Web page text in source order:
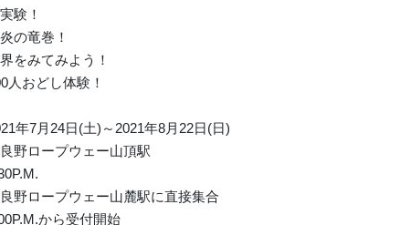
験！
の竜巻！
をみてみよう！
おどし体験！
年7月24日(土)～2021年8月22日(日)
ロープウェー山頂駅
野ロープウェー山麓駅に直接集合
ら受付開始